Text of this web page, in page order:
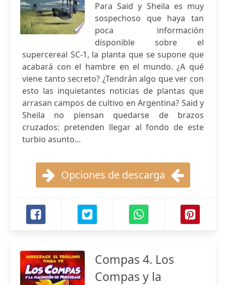
Para Said y Sheila es muy
sospechoso que haya tan
poca información
disponible sobre el
supercereal SC-1, la planta que se supone que
acabará con el hambre en el mundo. ¿A qué
viene tanto secreto? ¿Tendrán algo que ver con
esto las inquietantes noticias de plantas que
arrasan campos de cultivo en Argentina? Said y
Sheila no piensan quedarse de brazos
cruzados: pretenden llegar al fondo de este
turbio asunto...
Opciones de descarga
Compas 4. Los
Compas y la